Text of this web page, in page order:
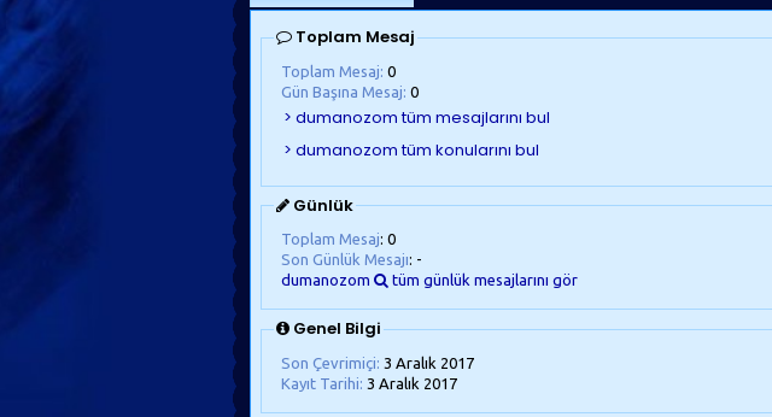
Toplam Mesaj
Toplam Mesaj: 0
Gün Başına Mesaj: 0
Günlük
Toplam Mesaj: 0
Son Günlük Mesajı : -
dumanozom
tüm günlük mesajlarını gör
Genel Bilgi
Son Çevrimiçi: 3 Aralık 2017
Kayıt Tarihi: 3 Aralık 2017